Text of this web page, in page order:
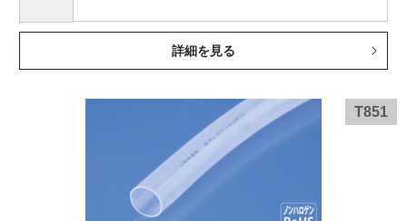
詳細を見る
T851